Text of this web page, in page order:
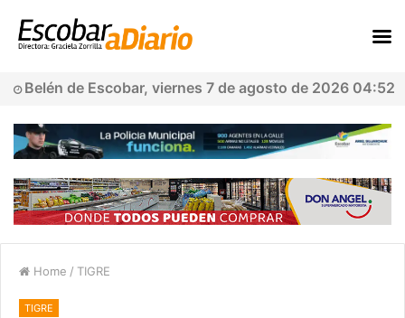
Belén de Escobar, viernes 7 de agosto de 2026 04:52
Home / TIGRE
TIGRE